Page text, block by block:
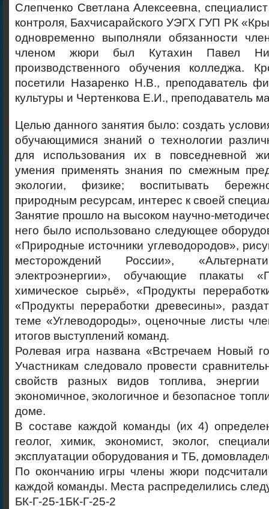
Слепченко Светлана Алексеевна,
контроля, Бахчисарайского УЭГХ ГУП РК
одновременно выполняли обязанности
членом жюри был Кутахин Павел
производственного обучения колледжа.
посетили Назаренко Н.В., преподаватель
культуры и Чертенкова Е.И., преподаватель
Целью данного занятия было: создать
обучающимися знаний о технологии
для использования их в повседневной
умения применять знания по смежным
экологии, физике; воспитывать
природным ресурсам, интерес к своей
Занятие прошло на высоком научно-
него было использовано следующее
«Природные источники углеводородов»,
месторождений России»,
электроэнергии», обучающие плакаты
химическое сырьё», «Продукты
«Продукты переработки древесины»,
теме «Углеводороды», оценочные листы
итогов выступлений команд.
Ролевая игра названа «Встречаем Новый
Участникам следовало провести
свойств разных видов топлива,
экономичное, экологичное и безопасное
доме.
В составе каждой команды (их 4)
геолог, химик, экономист, эколог,
эксплуатации оборудования и ТБ,
По окончанию игры члены жюри
каждой команды. Места распределились
БК-Г-25-1БК-Г-25-2